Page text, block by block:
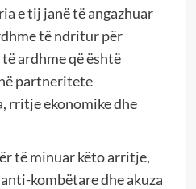
e tij janë të angazhuar
të ndritur për
ardhme që është
partneritete
rritje ekonomike dhe
të minuar këto arritje,
kombëtare dhe akuza